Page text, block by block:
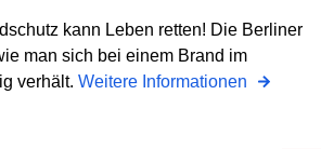
kann Leben retten! Die Berliner
man sich bei einem Brand im
verhält. Weitere Informationen